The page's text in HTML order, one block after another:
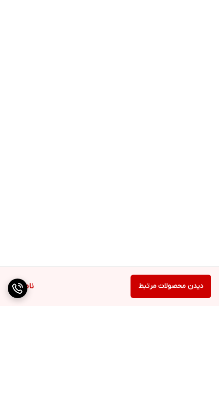
ناموجود دیدن محصولات مرتبط